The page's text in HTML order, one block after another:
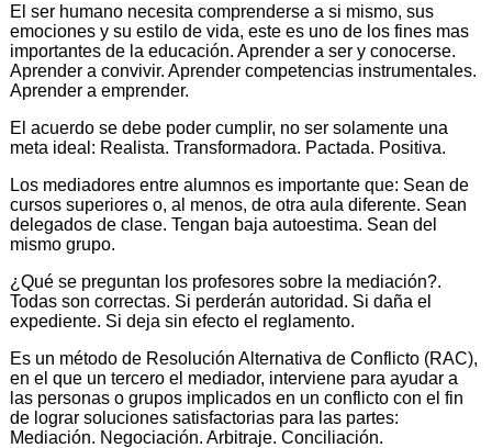
El ser humano necesita comprenderse a si mismo, sus
emociones y su estilo de vida, este es uno de los fines mas
importantes de la educación. Aprender a ser y conocerse.
Aprender a convivir. Aprender competencias instrumentales.
Aprender a emprender.
El acuerdo se debe poder cumplir, no ser solamente una
meta ideal: Realista. Transformadora. Pactada. Positiva.
Los mediadores entre alumnos es importante que: Sean de
cursos superiores o, al menos, de otra aula diferente. Sean
delegados de clase. Tengan baja autoestima. Sean del
mismo grupo.
¿Qué se preguntan los profesores sobre la mediación?.
Todas son correctas. Si perderán autoridad. Si daña el
expediente. Si deja sin efecto el reglamento.
Es un método de Resolución Alternativa de Conflicto (RAC),
en el que un tercero el mediador, interviene para ayudar a
las personas o grupos implicados en un conflicto con el fin
de lograr soluciones satisfactorias para las partes:
Mediación. Negociación. Arbitraje. Conciliación.